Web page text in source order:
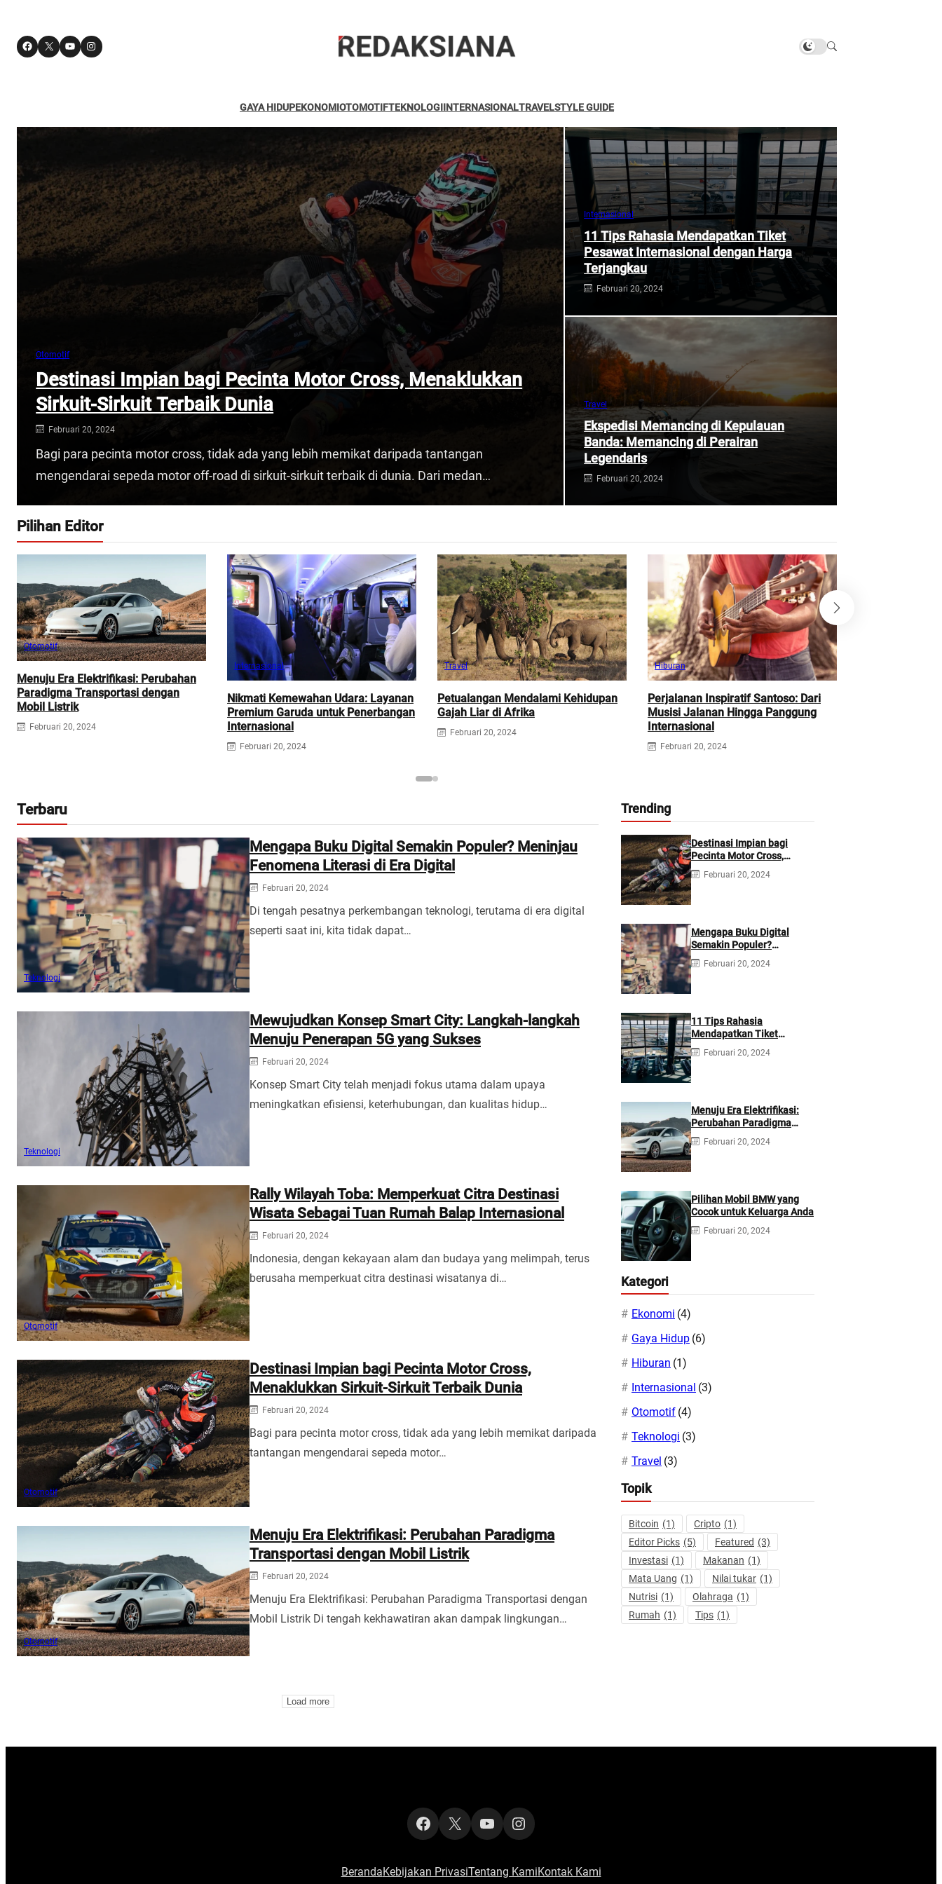
Facebook X YouTube Instagram
GAYA HIDUPEKONOMIOTOMOTIFTEKNOLOGIINTERNASIONALTRAVELSTYLE GUIDE
Otomotif
Destinasi Impian bagi Pecinta Motor Cross, Menaklukkan
Sirkuit-Sirkuit Terbaik Dunia
Februari 20, 2024
Bagi para pecinta motor cross, tidak ada yang lebih memikat daripada tantangan
mengendarai sepeda motor off-road di sirkuit-sirkuit terbaik di dunia. Dari medan…
Internasional
11 Tips Rahasia Mendapatkan Tiket
Pesawat Internasional dengan Harga
Terjangkau
Februari 20, 2024
Travel
Ekspedisi Memancing di Kepulauan
Banda: Memancing di Perairan
Legendaris
Februari 20, 2024
Pilihan Editor
Otomotif
Menuju Era Elektrifikasi: Perubahan
Paradigma Transportasi dengan
Mobil Listrik
Februari 20, 2024
Internasional
Nikmati Kemewahan Udara: Layanan
Premium Garuda untuk Penerbangan
Internasional
Februari 20, 2024
Travel
Petualangan Mendalami Kehidupan
Gajah Liar di Afrika
Februari 20, 2024
Hiburan
Perjalanan Inspiratif Santoso: Dari
Musisi Jalanan Hingga Panggung
Internasional
Februari 20, 2024
Terbaru
Teknologi
Mengapa Buku Digital Semakin Populer? Meninjau
Fenomena Literasi di Era Digital
Februari 20, 2024
Di tengah pesatnya perkembangan teknologi, terutama di era digital
seperti saat ini, kita tidak dapat…
Teknologi
Mewujudkan Konsep Smart City: Langkah-langkah
Menuju Penerapan 5G yang Sukses
Februari 20, 2024
Konsep Smart City telah menjadi fokus utama dalam upaya
meningkatkan efisiensi, keterhubungan, dan kualitas hidup…
Otomotif
Rally Wilayah Toba: Memperkuat Citra Destinasi
Wisata Sebagai Tuan Rumah Balap Internasional
Februari 20, 2024
Indonesia, dengan kekayaan alam dan budaya yang melimpah, terus
berusaha memperkuat citra destinasi wisatanya di…
Otomotif
Destinasi Impian bagi Pecinta Motor Cross,
Menaklukkan Sirkuit-Sirkuit Terbaik Dunia
Februari 20, 2024
Bagi para pecinta motor cross, tidak ada yang lebih memikat daripada
tantangan mengendarai sepeda motor…
Otomotif
Menuju Era Elektrifikasi: Perubahan Paradigma
Transportasi dengan Mobil Listrik
Februari 20, 2024
Menuju Era Elektrifikasi: Perubahan Paradigma Transportasi dengan
Mobil Listrik Di tengah kekhawatiran akan dampak lingkungan…
Load more
Trending
Destinasi Impian bagi
Pecinta Motor Cross,
Menaklukkan Sirkuit-Sirkuit
Terbaik Dunia
Februari 20, 2024
Mengapa Buku Digital
Semakin Populer?
Meninjau Fenomena
Literasi di Era Digital
Februari 20, 2024
11 Tips Rahasia
Mendapatkan Tiket
Pesawat Internasional
dengan Harga Terjangkau
Februari 20, 2024
Menuju Era Elektrifikasi:
Perubahan Paradigma
Transportasi dengan Mobil
Listrik
Februari 20, 2024
Pilihan Mobil BMW yang
Cocok untuk Keluarga Anda
Februari 20, 2024
Kategori
Ekonomi (4)
Gaya Hidup (6)
Hiburan (1)
Internasional (3)
Otomotif (4)
Teknologi (3)
Travel (3)
Topik
Bitcoin (1) Cripto (1)
Editor Picks (5) Featured (3)
Investasi (1) Makanan (1)
Mata Uang (1) Nilai tukar (1)
Nutrisi (1) Olahraga (1)
Rumah (1) Tips (1)
Facebook
X YouTubeInstagram
BerandaKebijakan PrivasiTentang KamiKontak Kami